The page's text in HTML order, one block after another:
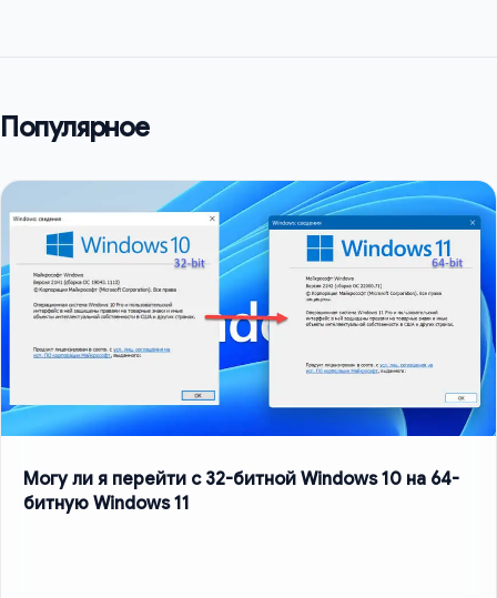
Популярное
Могу ли я перейти с 32-битной Windows 10 на 64-
битную Windows 11